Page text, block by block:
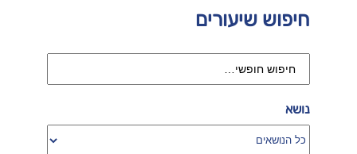
חיפוש שיעורים
נושא